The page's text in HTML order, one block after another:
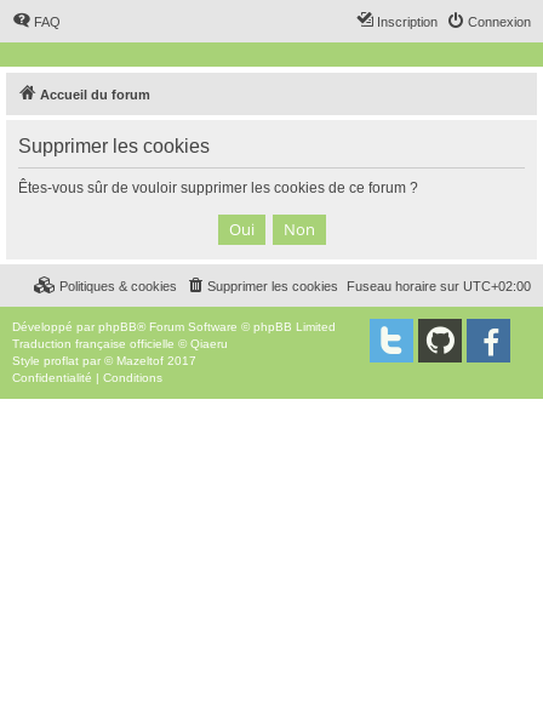
FAQ Connexion
Inscription
Accueil du forum
Supprimer les cookies
Êtes-vous sûr de vouloir supprimer les cookies de ce forum ?
Fuseau horaire sur UTC+02:00
Supprimer les cookies
Politiques & cookies
Développé par phpBB® Forum Software © phpBB Limited
Traduction française officielle ©Qiaeru
Style proflat par © Mazeltof 2017
Confidentialité | Conditions